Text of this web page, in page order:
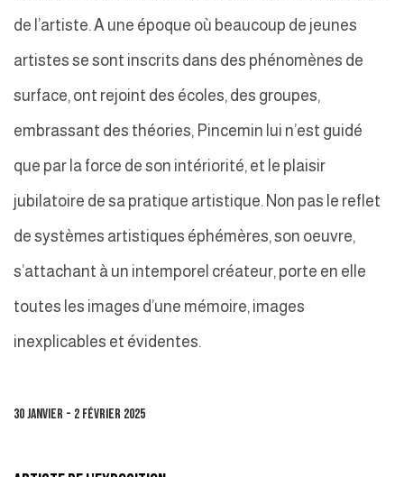
de l’artiste. A une époque où beaucoup de jeunes
artistes se sont inscrits dans des phénomènes de
surface, ont rejoint des écoles, des groupes,
embrassant des théories, Pincemin lui n’est guidé
que par la force de son intériorité, et le plaisir
jubilatoire de sa pratique artistique. Non pas le reflet
de systèmes artistiques éphémères, son oeuvre,
s’attachant à un intemporel créateur, porte en elle
toutes les images d’une mémoire, images
inexplicables et évidentes.
30 JANVIER - 2 FÉVRIER 2025